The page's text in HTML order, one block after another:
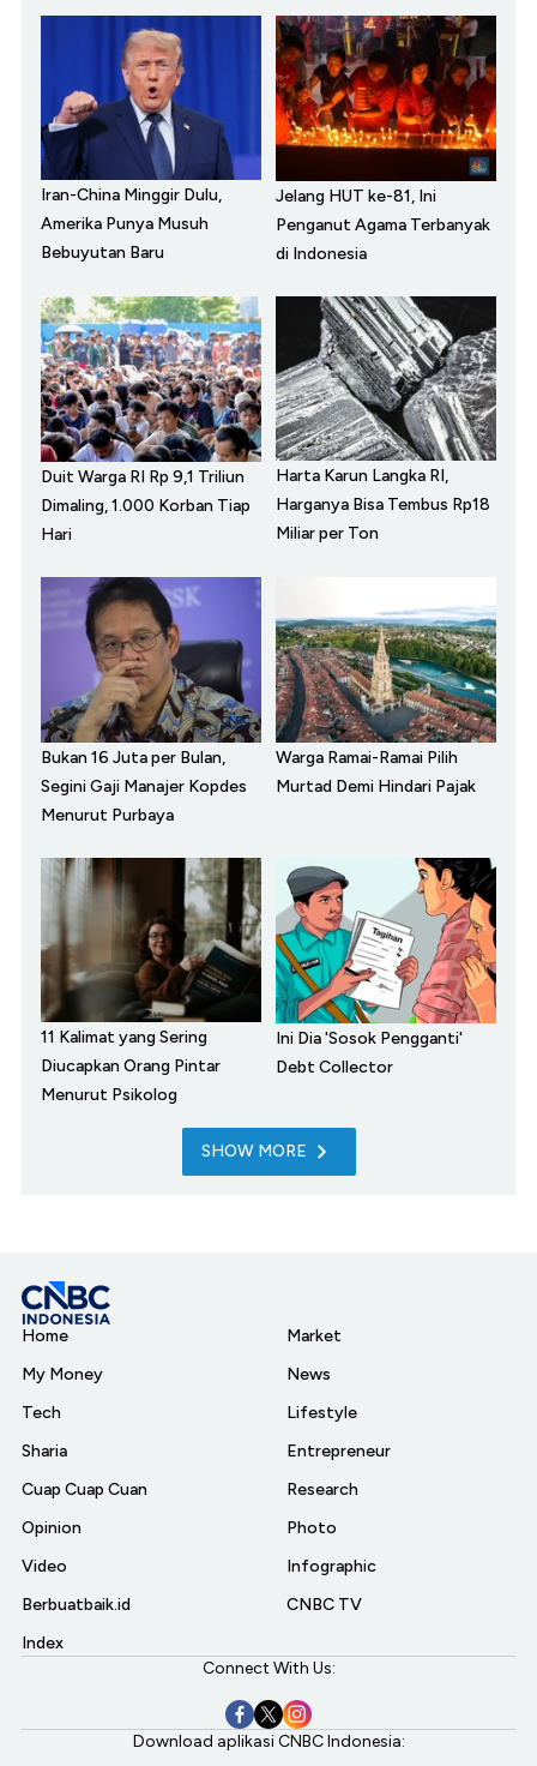
Iran-China Minggir Dulu,
Amerika Punya Musuh
Bebuyutan Baru
Jelang HUT ke-81, Ini
Penganut Agama Terbanyak
di Indonesia
Duit Warga RI Rp 9,1 Triliun
Dimaling, 1.000 Korban Tiap
Hari
Harta Karun Langka RI,
Harganya Bisa Tembus Rp18
Miliar per Ton
Bukan 16 Juta per Bulan,
Segini Gaji Manajer Kopdes
Menurut Purbaya
Warga Ramai-Ramai Pilih
Murtad Demi Hindari Pajak
11 Kalimat yang Sering
Diucapkan Orang Pintar
Menurut Psikolog
Ini Dia 'Sosok Pengganti'
Debt Collector
SHOW MORE
Home
My Money
Tech
Sharia
Cuap Cuap Cuan
Opinion
Video
Berbuatbaik.id
Index
Market
News
Lifestyle
Entrepreneur
Research
Photo
Infographic
CNBC TV
Connect With Us:
Download aplikasi CNBC Indonesia: